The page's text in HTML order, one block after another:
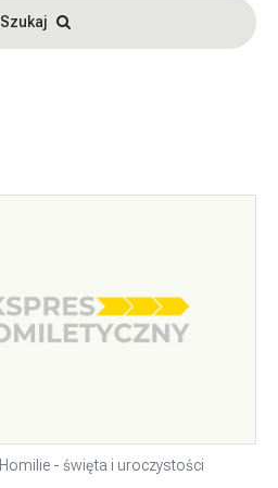
Szukaj
Homilie - święta i uroczystości